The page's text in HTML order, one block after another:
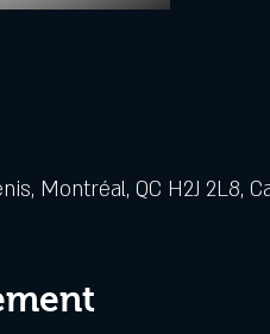
Montréal, QC H2J 2L8,